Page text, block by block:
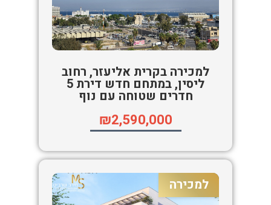
למכירה בקרית אליעזר, רחוב
ליסין, במתחם חדש דירת 5
חדרים שטוחה עם נוף
₪2,590,000
למכירה